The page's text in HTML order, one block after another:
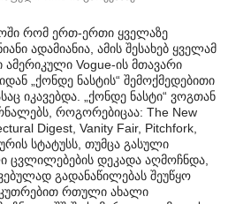
რომ ერთ-ერთი ყველაზე
ადამიანია, ამის შესახებ ყველამ
ამერიკული Vogue-ის მთავარი
„ქონდე ნასტის“ შემოქმედებითი
იკავებდა. „ქონდე ნასტი“ ვოგთან
როგორებიცაა: The New
Digest, Vanity Fair, Pitchfork,
სტატუსს, თუმცა გასული
ცვლილებების დეკადა აღმოჩნდა,
გადანაწილებას შეუწყო
რთული ახალი